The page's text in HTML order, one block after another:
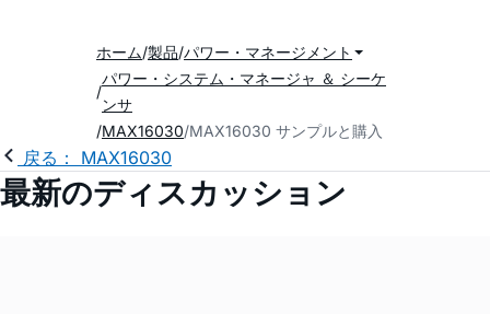
ホーム 製品 パワー・マネージメント
パワー・システム・マネージャ ＆ シーケ
ンサ
MAX16030 MAX16030 サンプルと購入
戻る： MAX16030
最新のディスカッション